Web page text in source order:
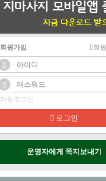
회원가입 회
자동로그인
로그인
운영자에게 쪽지보내기